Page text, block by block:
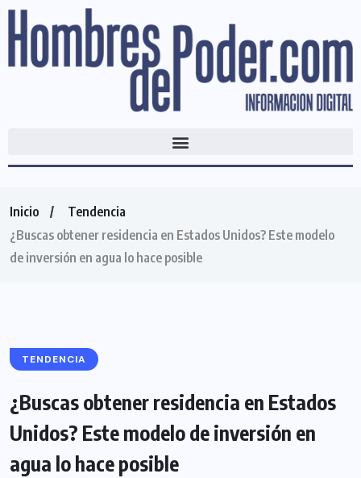
Inicio
Tendencia
¿Buscas obtener residencia en Estados Unidos? Este modelo
de inversión en agua lo hace posible
TENDENCIA
¿Buscas obtener residencia en Estados
Unidos? Este modelo de inversión en
agua lo hace posible